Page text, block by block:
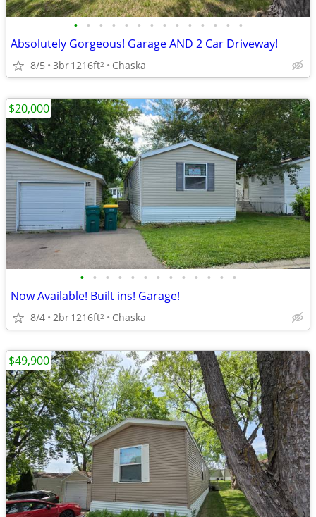
• • • • • • • • • • • • • •
Absolutely Gorgeous! Garage AND 2 Car Driveway!
8/5 3br1216ft2 Chaska
• • • • • • • • • • • • •
Now Available! Built ins! Garage!
8/4 2br1216ft2 Chaska
$20,000
$49,900